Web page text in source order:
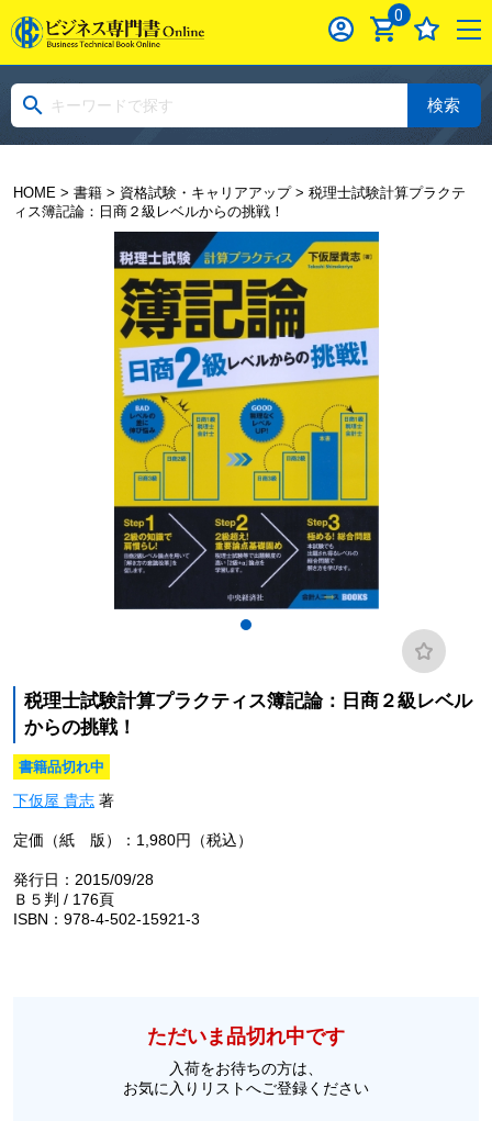
0
検索
HOME> 書籍> 資格試験・キャリアアップ> 税理士試験計算プラクテ
ィス簿記論：日商２級レベルからの挑戦！
税理士試験計算プラクティス簿記論：日商２級レベル
からの挑戦！
書籍品切れ中
下仮屋 貴志著
定価（紙 版）：1,980円（税込）
発行日：2015/09/28
Ｂ５判 / 176頁
ISBN：978-4-502-15921-3
ただいま品切れ中です
入荷をお待ちの方は、
お気に入りリストへご登録ください